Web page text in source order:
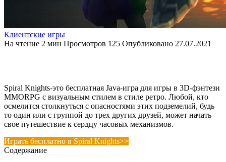
Клиентские игры
На чтение 2 мин Просмотров 125 Опубликовано 27.07.2021
Spiral Knights-это бесплатная Java-игра для игры в 3D-фэнтези
MMORPG с визуальным стилем в стиле ретро. Любой, кто
осмелится столкнуться с опасностями этих подземелий, будь
то один или с группой до трех других друзей, может начать
свое путешествие к сердцу часовых механизмов.
Играть бесплатно в Spiral Knights>>
Содержание